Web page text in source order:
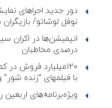
دور جدید اجراهای
نوفل لوشاتو/
درصدی مخاطبان
با فیلمهای “زنده
ویژه‌برنامه‌های اربعین